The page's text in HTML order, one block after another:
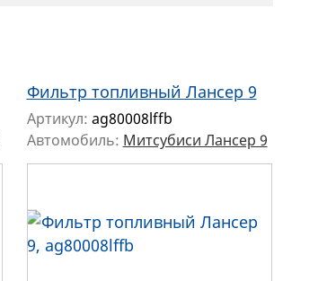
Фильтр топливный Лансер 9
Артикул: ag80008lffb
Автомобиль: Митсубиси Лансер 9